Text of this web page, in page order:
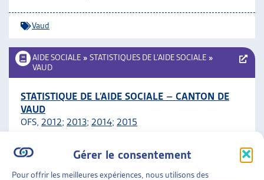
Gérer le consentement
Pour offrir les meilleures expériences, nous utilisons des
L’ASSOCIATION
JOURNÉES D’AUTOMNE
Vaud
AIDE SOCIALE » STATISTIQUES DE L’AIDE SOCIALE »
VAUD
STATISTIQUE DE L’AIDE SOCIALE – CANTON DE
VAUD
OFS, 2012; 2013; 2014; 2015
Vaud